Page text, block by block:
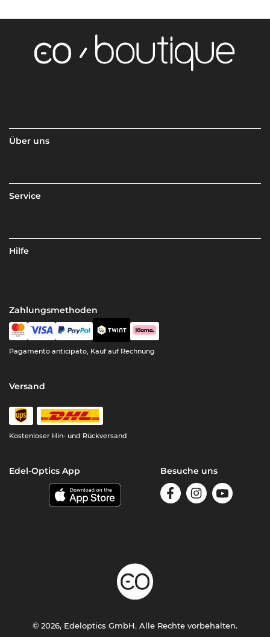
Über uns
Service
Hilfe
Zahlungsmethoden
Pagamento anticipato, Kauf auf Rechnung
Versand
Kostenloser Hin- und Rückversand
Edel-Optics App Besuche uns
© 2026, Edeloptics GmbH. Alle Rechte vorbehalten.